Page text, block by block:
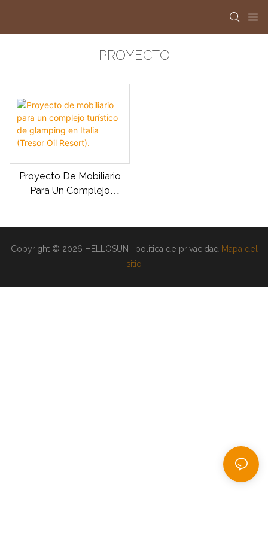
PROYECTO
Proyecto De Mobiliario
Para Un Complejo
Copyright © 2026 HELLOSUN | política de privacidad Mapa del
sitio